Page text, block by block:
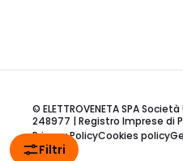
Filtri
© ELETTROVENETA SPA
248977 | Registro Imprese di
Privacy PolicyCookies policy